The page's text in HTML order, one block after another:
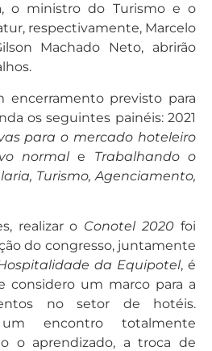
o ministro do Turismo e o
respectivamente, Marcelo
Machado Neto, abrirão
encerramento previsto para
os seguintes painéis: 2021
para o mercado hoteleiro
normale Trabalhando o
Turismo, Agenciamento,
realizar o Conotel 2020 foi
do congresso, juntamente
da Equipotel, é
considero um marco para a
no setor de hotéis.
encontro totalmente
o aprendizado, a troca de